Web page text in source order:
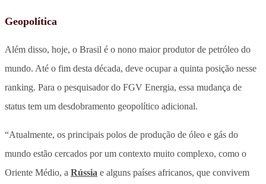
Geopolítica
Além disso, hoje, o Brasil é o nono maior produtor de petróleo do
mundo. Até o fim desta década, deve ocupar a quinta posição nesse
ranking. Para o pesquisador do FGV Energia, essa mudança de
status tem um desdobramento geopolítico adicional.
“Atualmente, os principais polos de produção de óleo e gás do
mundo estão cercados por um contexto muito complexo, como o
Oriente Médio, a Rússia e alguns países africanos, que convivem